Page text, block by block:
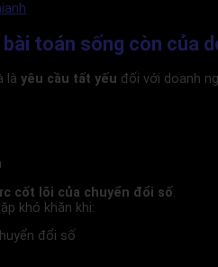
toán sống còn của
là yêu cầu tất yếu đối với doanh
cốt lõi của chuyển đổi số.
khó khăn khi:
đổi số